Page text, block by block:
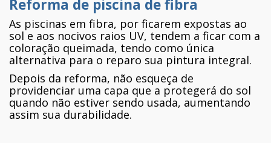
Reforma de piscina de fibra
As piscinas em fibra, por ficarem expostas ao
sol e aos nocivos raios UV, tendem a ficar com a
coloração queimada, tendo como única
alternativa para o reparo sua pintura integral.
Depois da reforma, não esqueça de
providenciar uma capa que a protegerá do sol
quando não estiver sendo usada, aumentando
assim sua durabilidade.